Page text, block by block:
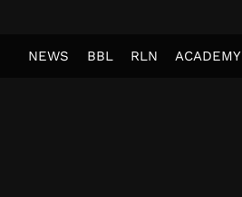
NEWS BBL RLN ACADEMY